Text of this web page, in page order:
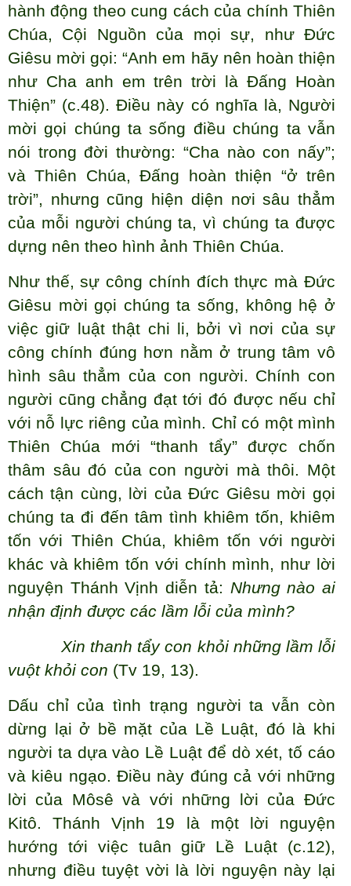
hành động theo cung cách của chính Thiên
Chúa, Cội Nguồn của mọi sự, như Đức
Giêsu mời gọi: “Anh em hãy nên hoàn thiện
như Cha anh em trên trời là Đấng Hoàn
Thiện” (c.48). Điều này có nghĩa là, Người
mời gọi chúng ta sống điều chúng ta vẫn
nói trong đời thường: “Cha nào con nấy”;
và Thiên Chúa, Đấng hoàn thiện “ở trên
trời”, nhưng cũng hiện diện nơi sâu thẳm
của mỗi người chúng ta, vì chúng ta được
dựng nên theo hình ảnh Thiên Chúa.
Như thế, sự công chính đích thực mà Đức
Giêsu mời gọi chúng ta sống, không hệ ở
việc giữ luật thật chi li, bởi vì nơi của sự
công chính đúng hơn nằm ở trung tâm vô
hình sâu thẳm của con người. Chính con
người cũng chẳng đạt tới đó được nếu chỉ
với nỗ lực riêng của mình. Chỉ có một mình
Thiên Chúa mới “thanh tẩy” được chốn
thâm sâu đó của con người mà thôi. Một
cách tận cùng, lời của Đức Giêsu mời gọi
chúng ta đi đến tâm tình khiêm tốn, khiêm
tốn với Thiên Chúa, khiêm tốn với người
khác và khiêm tốn với chính mình, như lời
nguyện Thánh Vịnh diễn tả: Nhưng nào ai
nhận định được các lầm lỗi của mình?
Xin thanh tẩy con khỏi những lầm lỗi
vuột khỏi con (Tv 19, 13).
Dấu chỉ của tình trạng người ta vẫn còn
dừng lại ở bề mặt của Lề Luật, đó là khi
người ta dựa vào Lề Luật để dò xét, tố cáo
và kiêu ngạo. Điều này đúng cả với những
lời của Môsê và với những lời của Đức
Kitô. Thánh Vịnh 19 là một lời nguyện
hướng tới việc tuân giữ Lề Luật (c.12),
nhưng điều tuyệt vời là lời nguyện này lại